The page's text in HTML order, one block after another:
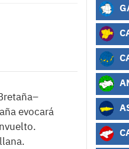
evocará